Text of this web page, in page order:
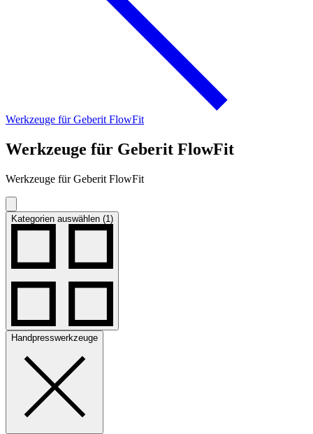
Werkzeuge für Geberit FlowFit
Werkzeuge für Geberit FlowFit
Werkzeuge für Geberit FlowFit
Kategorien auswählen (1)
Handpresswerkzeuge